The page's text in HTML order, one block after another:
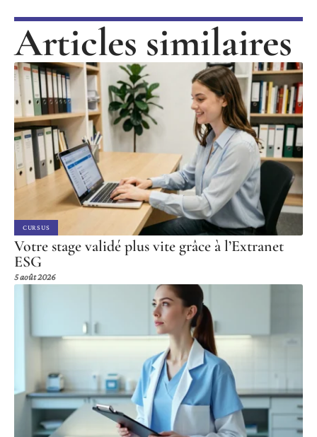
Articles similaires
CURSUS
Votre stage validé plus vite grâce à l’Extranet
ESG
5 août 2026